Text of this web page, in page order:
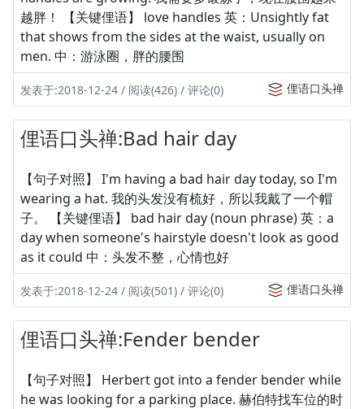
越胖！ 【关键俚语】 love handles 英：Unsightly fat
that shows from the sides at the waist, usually on
men. 中：游泳圈，胖的腰围
发表于:2018-12-24 / 阅读(426) / 评论(0) 俚语口头禅
俚语口头禅:Bad hair day
【句子对照】 I'm having a bad hair day today, so I'm
wearing a hat. 我的头发没有梳好，所以我戴了一个帽
子。 【关键俚语】 bad hair day (noun phrase) 英：a
day when someone's hairstyle doesn't look as good
as it could 中：头发不整，心情也好
发表于:2018-12-24 / 阅读(501) / 评论(0) 俚语口头禅
俚语口头禅:Fender bender
【句子对照】 Herbert got into a fender bender while
he was looking for a parking place. 赫伯特找车位的时